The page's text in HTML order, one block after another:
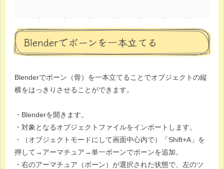
Blenderでボーンを一本立てる
Blenderでボーン（骨）を一本立てることでオブジェクトの縦
横をはっきりさせることができます。
・Blenderを開きます。
・対象となるオブジェクトファイルをインポートします。
・（オブジェクトモードにして画面中心内で）「Shift+A」を
押して→アーマチュア→単一ボーンでボーンを追加。
・右のアーマチュア（ボーン）が選択された状態で、左のツ